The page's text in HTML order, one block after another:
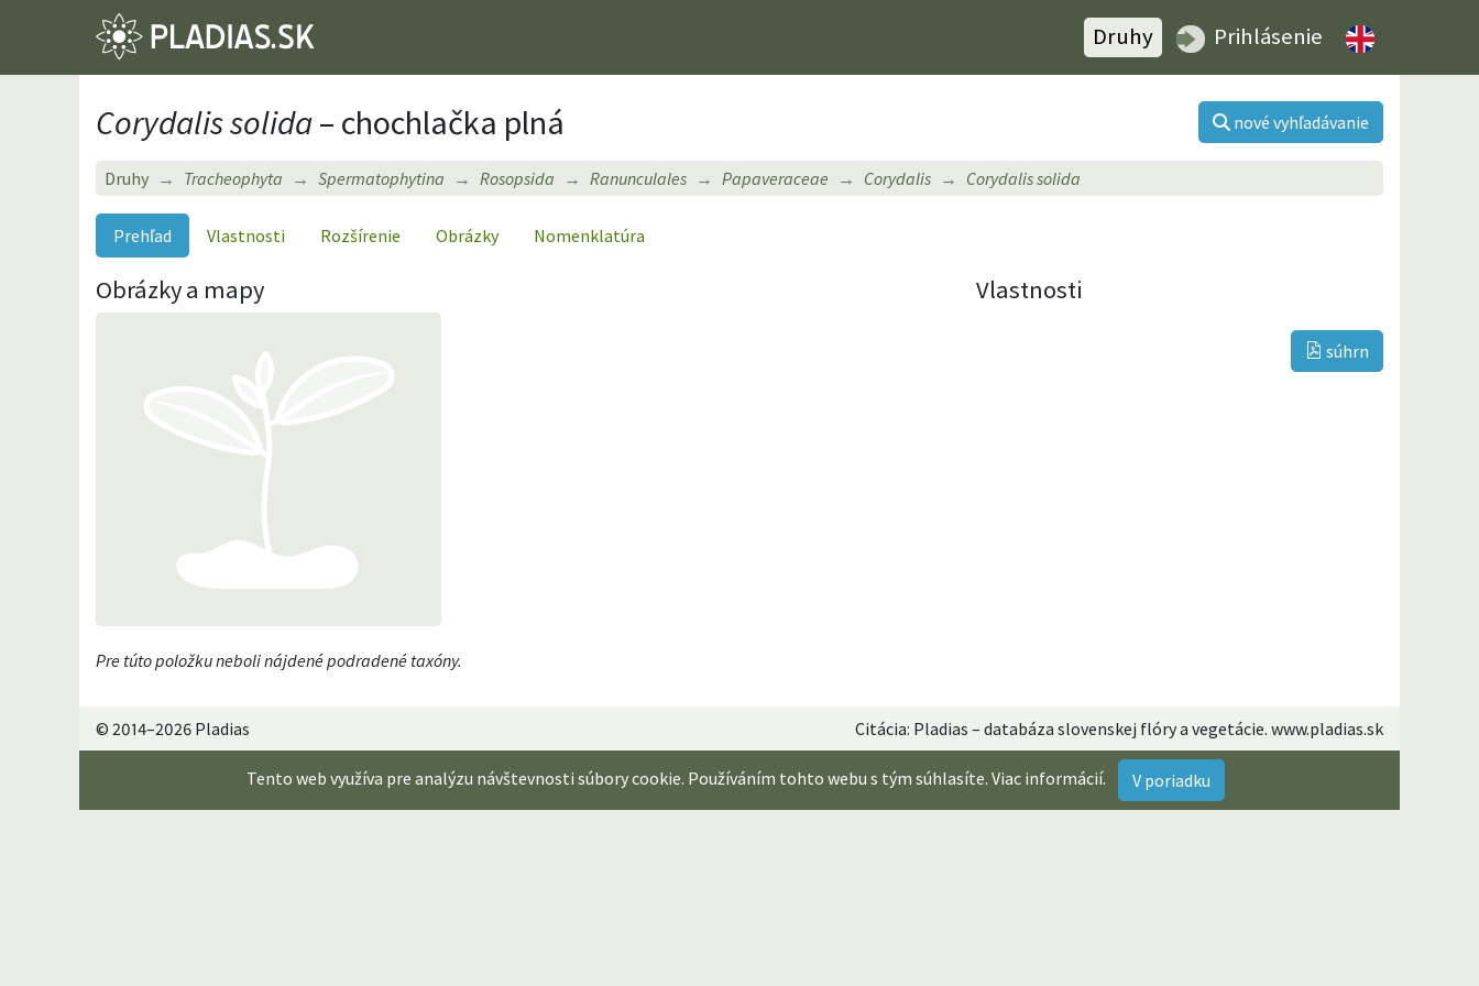
Druhy Prihlásenie
Corydalis solida– chochlačka plná nové vyhľadávanie
Druhy Tracheophyta Spermatophytina Rosopsida Ranunculales Papaveraceae Corydalis Corydalis solida
Prehľad Vlastnosti Rozšírenie Obrázky Nomenklatúra
Obrázky a mapy Vlastnosti
súhrn
Pre túto položku neboli nájdené podradené taxóny.
© 2014–2026 Pladias Citácia: Pladias – databáza slovenskej flóry a vegetácie. www.pladias.sk
Tento web využíva pre analýzu návštevnosti súbory cookie. Používáním tohto webu s tým súhlasíte. Viac informácií. V poriadku